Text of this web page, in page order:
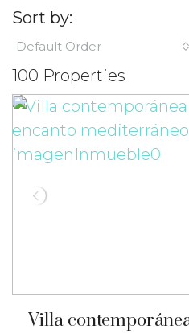
100 Properties
Sort by:
Default Order